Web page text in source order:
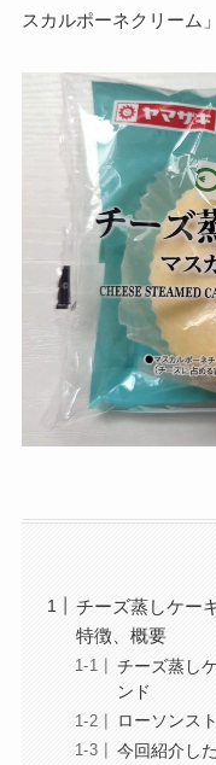
スカルポーネクリーム
チーズ蒸しケー
特徴、概要
チーズ蒸し
ンド
ローソンス
今回紹介し